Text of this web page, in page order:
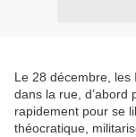
Le 28 décembre, les
dans la rue, d’abord
rapidement pour se
théocratique,